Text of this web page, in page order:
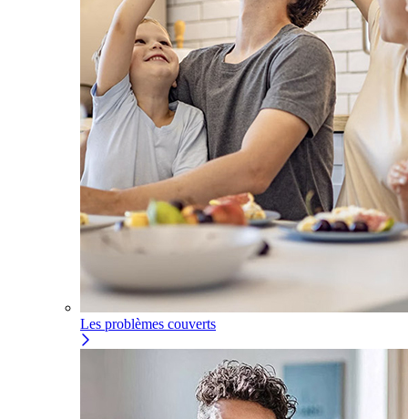
Les problèmes couverts